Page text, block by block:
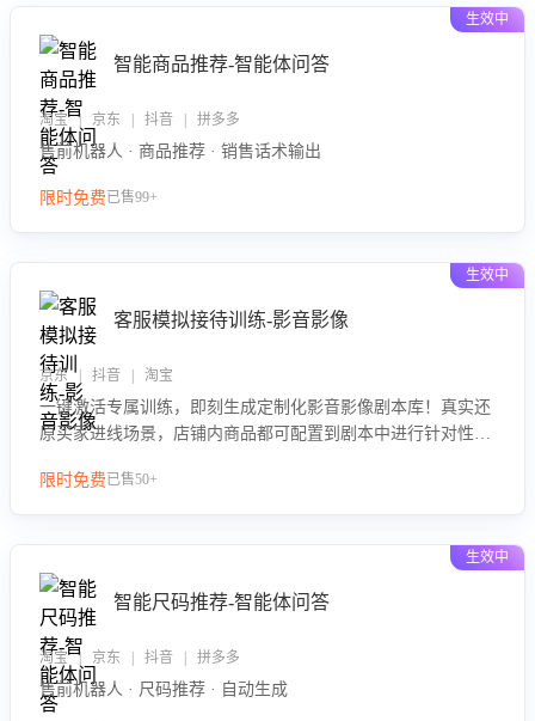
生效中
智能商品推荐-智能体问答
淘宝 | 京东 | 抖音 | 拼多多
售前机器人 · 商品推荐 · 销售话术输出
限时免费已售99+
生效中
客服模拟接待训练-影音影像
京东 | 抖音 | 淘宝
一键激活专属训练，即刻生成定制化影音影像剧本库！真实还
原买家进线场景，店铺内商品都可配置到剧本中进行针对性训
即开通”，快速获取影音影像类目剧本，一键开启客服培训。
限时免费已售50+
生效中
智能尺码推荐-智能体问答
淘宝 | 京东 | 抖音 | 拼多多
售前机器人 · 尺码推荐 · 自动生成